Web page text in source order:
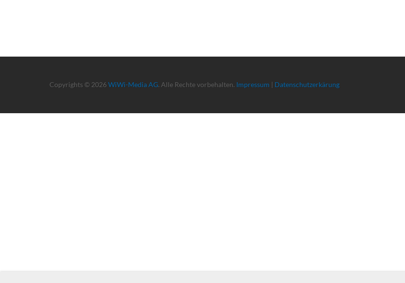
Copyrights © 2026 WiWi-Media AG. Alle Rechte vorbehalten. Impressum | Datenschutzerkärung